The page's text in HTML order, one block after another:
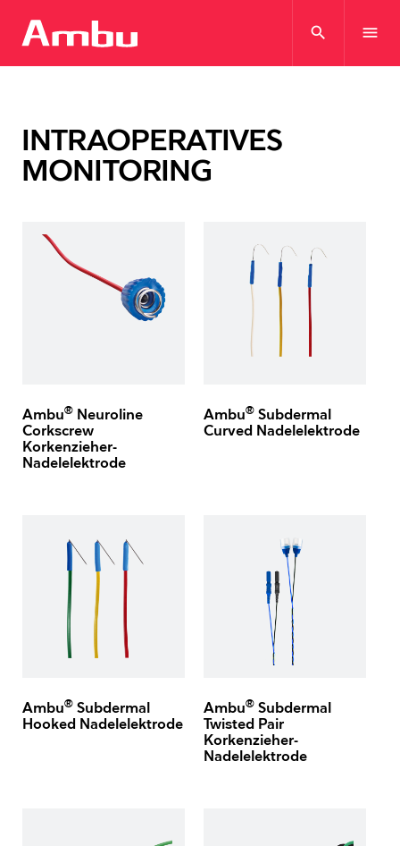
search menu
INTRAOPERATIVES
MONITORING
Ambu®Neuroline
Corkscrew
Korkenzieher-
Nadelelektrode
Ambu®Subdermal
Curved Nadelelektrode
Ambu®Subdermal
Hooked Nadelelektrode
Ambu®Subdermal
Twisted Pair
Korkenzieher-
Nadelelektrode